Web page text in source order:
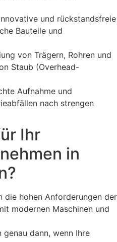
und rückstandsfreie
Bauteile und
von Trägern, Rohren und
Staub (Overhead-
Aufnahme und
nach strengen
Ihr
in
die hohen Anforderungen der
modernen Maschinen und
genau dann, wenn Ihre